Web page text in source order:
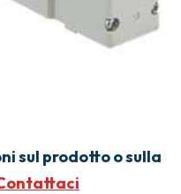
sul prodotto o sulla